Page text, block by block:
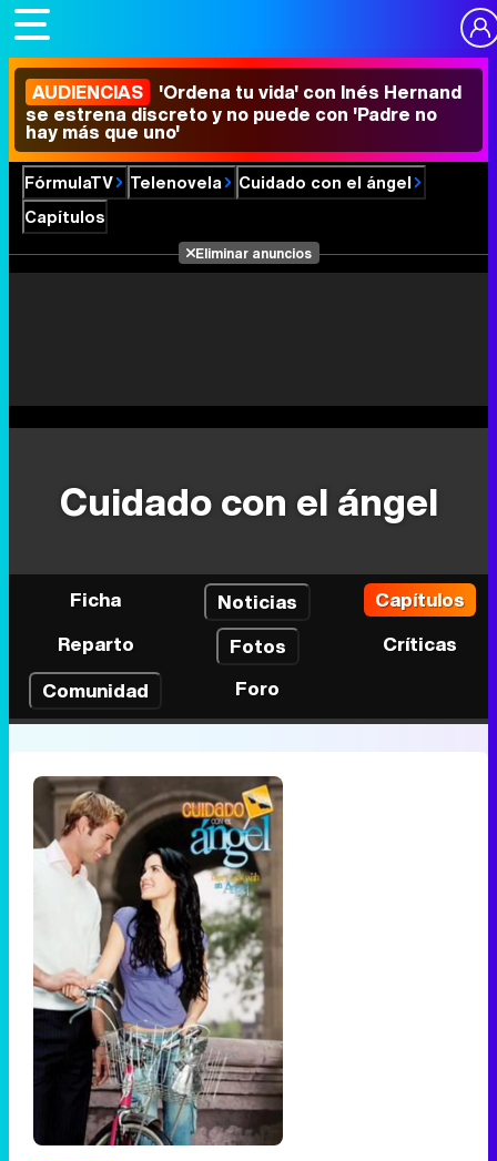
AUDIENCIAS 'Ordena tu vida' con Inés Hernand
se estrena discreto y no puede con 'Padre no
hay más que uno'
FórmulaTV Telenovela
Cuidado con el ángel
Capítulos
Eliminar anuncios
Cuidado con el ángel
Ficha Noticias
Capítulos
Reparto
Fotos
Críticas
Comunidad
Foro